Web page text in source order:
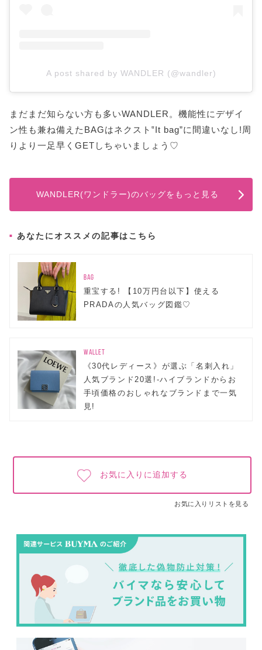
A post shared by WANDLER (@wandler)
まだまだ知らない方も多いWANDLER。機能性にデザイ
ン性も兼ね備えたBAGはネクスト‟It bag”に間違いなし!周
りより一足早くGETしちゃいましょう♡
WANDLER(ワンドラー)のバッグをもっと見る
あなたにオススメの記事はこちら
BAG
重宝する! 【10万円台以下】使える
PRADAの人気バッグ図鑑♡
WALLET
《30代レディース》が選ぶ「名刺入れ」
人気ブランド20選!-ハイブランドからお
手頃価格のおしゃれなブランドまで一気
見!
お気に入りに追加する
お気に入りリストを見る